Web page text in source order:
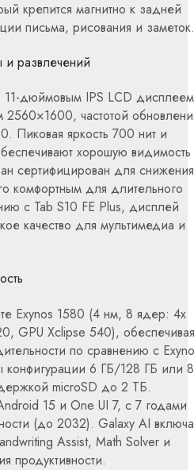
крепится магнитно к задней
письма, рисования и заметок.
развлечений
11-дюймовым IPS LCD дисплеем
частотой
Пиковая яркость 700 нит и
хорошую видимость
сертифицирован для снижения
комфортным для длительного
с Tab S10 FE Plus, дисплей
качество для мультимедиа и
Exynos 1580 (4 нм, 8 ядер: 4x
GPU Xclipse 540), обеспечивая
по сравнению с
конфигурации 6 ГБ/128 ГБ или 8
microSD до 2 ТБ.
15 и One UI 7, с 7 годами
(до 2032). Galaxy AI
Assist, Math Solver и
продуктивности.